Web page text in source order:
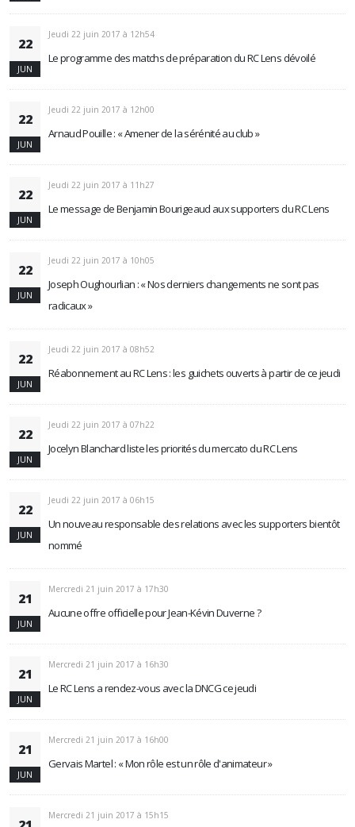
22
JUN
Jeudi 22 juin 2017 à 12h54
Le programme des matchs de préparation du RC Lens dévoilé
22
JUN
Jeudi 22 juin 2017 à 12h00
Arnaud Pouille : « Amener de la sérénité au club »
22
JUN
Jeudi 22 juin 2017 à 11h27
Le message de Benjamin Bourigeaud aux supporters du RC Lens
22
JUN
Jeudi 22 juin 2017 à 10h05
Joseph Oughourlian : « Nos derniers changements ne sont pas
radicaux »
22
JUN
Jeudi 22 juin 2017 à 08h52
Réabonnement au RC Lens : les guichets ouverts à partir de ce jeudi
22
JUN
Jeudi 22 juin 2017 à 07h22
Jocelyn Blanchard liste les priorités du mercato du RC Lens
22
JUN
Jeudi 22 juin 2017 à 06h15
Un nouveau responsable des relations avec les supporters bientôt
nommé
21
JUN
Mercredi 21 juin 2017 à 17h30
Aucune offre officielle pour Jean-Kévin Duverne ?
21
JUN
Mercredi 21 juin 2017 à 16h30
Le RC Lens a rendez-vous avec la DNCG ce jeudi
21
JUN
Mercredi 21 juin 2017 à 16h00
Gervais Martel : « Mon rôle est un rôle d'animateur »
Mercredi 21 juin 2017 à 15h15